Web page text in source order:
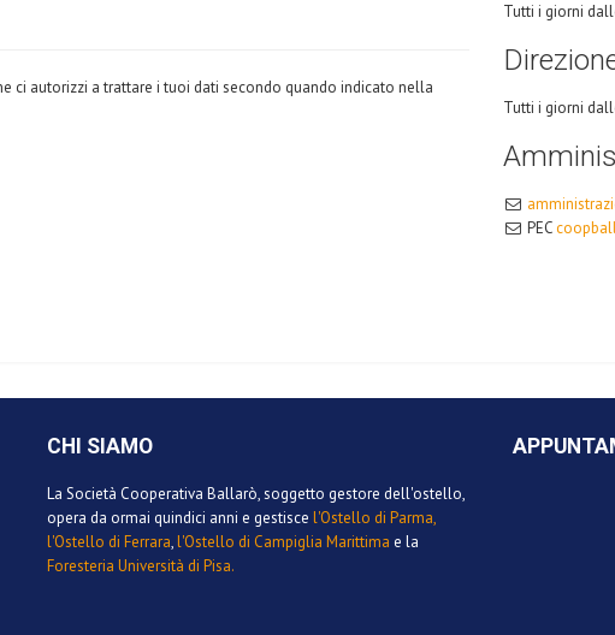
ci autorizzi a trattare i tuoi dati secondo quando indicato nella
Tutti i giorni
Tutti i giorni
PEC
CHI SIAMO
La Società Cooperativa Ballarò, soggetto gestore dell'ostello,
opera da ormai quindici anni e gestiscel'Ostello di Parma,
l'Ostello di Ferrara,l'Ostello di Campiglia Marittima e la
Foresteria Università di Pisa.